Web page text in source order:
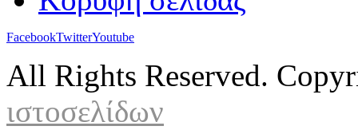
FacebookTwitterYoutube
All Rights Reserved.
ιστοσελίδων